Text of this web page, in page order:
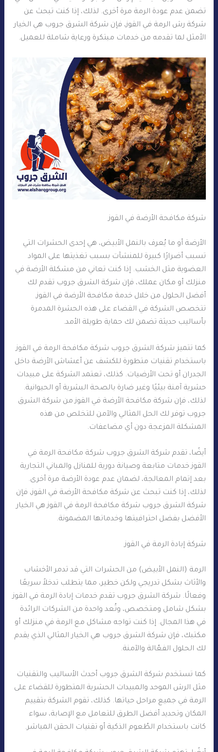
تضمن عدم عودة الرمة مرة أخرى. لذلك، إذا كنت تبحث عن
شركة رش الرمة في القوز، فإن شركة الشرق جروب هي الخيار
الأمثل لما تقدمه من خدمات مبتكرة ورعاية شاملة للعميل.
شركة مكافحة الأرضة في القوز
الأرضة أو ما يُعرف بالنمل الأبيض، هي إحدى الحشرات التي
تسبب أضرارًا كبيرة للمنشآت بسبب تغذيتها على المواد
العضوية مثل الخشب. إذا كنت تعاني من مشكلة الأرضة في
منزلك أو مكان عملك، فإن شركة الشرق جروب تقدم لك
أفضل الحلول من خلال خدمة مكافحة الأرضة في القوز.
تتخصص الشركة في القضاء على هذه الحشرة المدمرة
بأساليب حديثة تضمن لك حماية طويلة الأمد.
كما تتميز شركة الشرق جروب شركة مكافحة الرمة في القوز
باستخدام تقنيات متطورة للكشف عن أعشاش الأرضة داخل
الجدران أو تحت الأرضيات. كذلك، تعتمد الشركة على مبيدات
حشرية آمنة بيئيًا وغير ضارة بالصحة البشرية أو الحيوانية.
لذلك، فإن شركة مكافحة الأرضة في القوز من شركة الشرق
جروب توفر لك الحل المثالي والآمن للتخلص من هذه
المشكلة المزعجة دون أي مضاعفات.
أيضًا، تقدم شركة الشرق جروب شركة مكافحة الرمة في
القوز خدمات متابعة وصيانة دورية للمنازل والمباني التجارية
بعد إتمام المعالجة، لضمان عدم عودة الأرضة مرة أخرى.
لذلك، إذا كنت تبحث عن شركة مكافحة الأرضة في القوز، فإن
شركة الشرق جروب شركة مكافحة الرمة في القوز هي الخيار
الأفضل بفضل احترافيتها وخدماتها المضمونة.
شركة إبادة الرمة في القوز
الرمة (النمل الأبيض) من الحشرات التي قد تدمر الأخشاب
والأثاث بشكل تدريجي ولكن خطير، مما يتطلب تدخلاً سريعًا
وفعالًا. شركة الشرق جروب تقدم خدمات إبادة الرمة في القوز
بشكل شامل ومتخصص، وتُعد واحدة من الشركات الرائدة
في هذا المجال. إذا كنت تواجه مشاكل مع الرمة في منزلك أو
مكتبك، فإن شركة الشرق جروب هي الخيار المثالي الذي يقدم
لك الحلول الفعّالة والآمنة.
كما تستخدم شركة الشرق جروب أحدث الأساليب والتقنيات
مثل الرش الموحد والمبيدات الحشرية المتطورة للقضاء على
الرمة في جميع مراحل حياتها. كذلك، تقوم الشركة بتقييم
المكان وتحديد أفضل الطرق للتعامل مع الإصابة، سواء
كانت باستخدام الطُعوم الذكية أو تقنيات الحقن المباشر.